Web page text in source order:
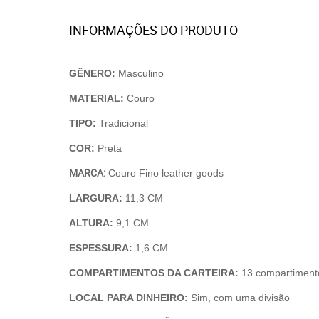
INFORMAÇÕES DO PRODUTO
GÊNERO: Masculino
MATERIAL: Couro
TIPO: Tradicional
COR: Preta
MARCA: Couro Fino leather goods
LARGURA: 11,3 CM
ALTURA: 9,1 CM
ESPESSURA: 1,6 CM
COMPARTIMENTOS DA CARTEIRA: 13
LOCAL PARA DINHEIRO: Sim, com uma divisão